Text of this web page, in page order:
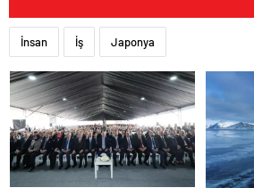
İnsan İş Japonya